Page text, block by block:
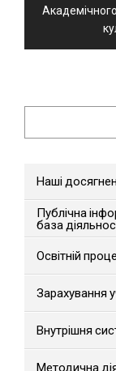
Наші
Публічна
база
Освітній
Зарахування
Внутрішня
Методична